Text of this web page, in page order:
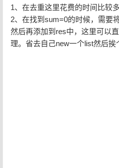
1、在去重这里花费的时间比较
2、在找到sum=0的时候，需要
然后再添加到res中，这里可以
理。省去自己new一个list然后挨